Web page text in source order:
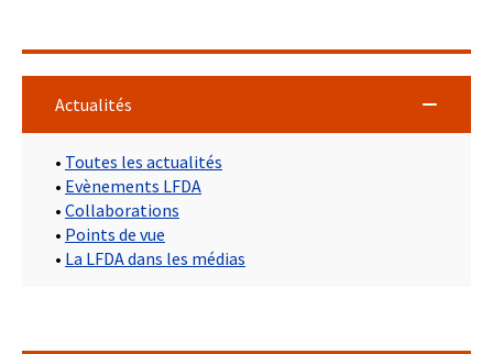
Actualités
• Toutes les actualités
• Evènements LFDA
• Collaborations
• Points de vue
• La LFDA dans les médias